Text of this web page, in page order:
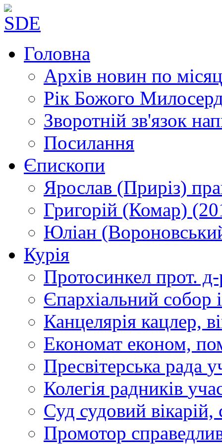
Головна
Архів новин по
Рік Божого
Зворотній зв'язок
Посилання
Єпископи
Ярослав (Приріз)
Григорій (Комар)
Юліан
Курія
Протосинкел прот.
Єпархіальний собор
Канцелярія кацлер,
Економат економ,
Пресвітерська рада
Колегія радників
Суд судовий вікарій,
Промотор